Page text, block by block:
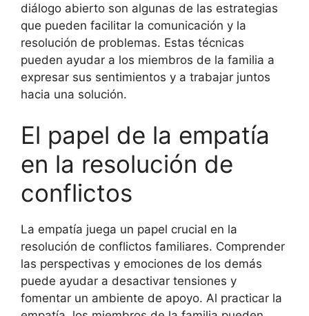
diálogo abierto son algunas de las estrategias
que pueden facilitar la comunicación y la
resolución de problemas. Estas técnicas
pueden ayudar a los miembros de la familia a
expresar sus sentimientos y a trabajar juntos
hacia una solución.
El papel de la empatía
en la resolución de
conflictos
La empatía juega un papel crucial en la
resolución de conflictos familiares. Comprender
las perspectivas y emociones de los demás
puede ayudar a desactivar tensiones y
fomentar un ambiente de apoyo. Al practicar la